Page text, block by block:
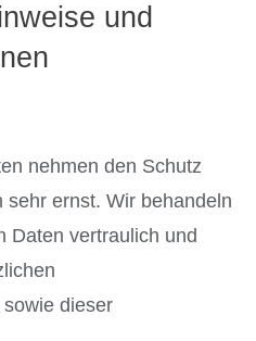
und
nehmen den Schutz
ernst. Wir behandeln
Daten vertraulich und
dieser